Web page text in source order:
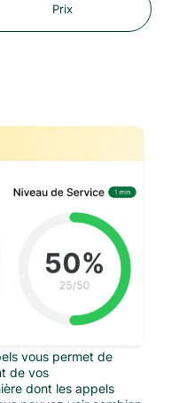
Prix
vous permet de
de vos
dont les appels